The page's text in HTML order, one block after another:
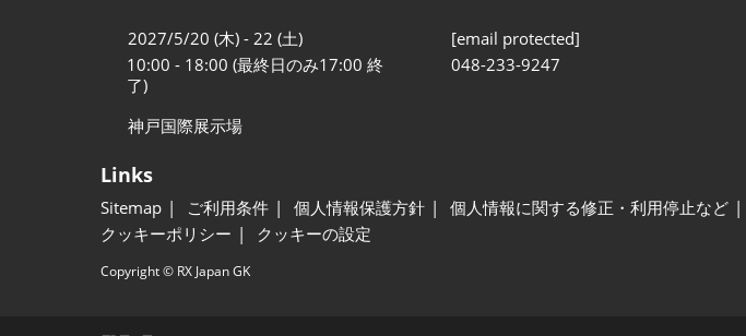
2027/5/20 (木) - 22 (土)
10:00 - 18:00 (最終日のみ17:00 終
了)
神戸国際展示場
[email protected]
048-233-9247
Links
Sitemap ご利用条件 個人情報保護方針 個人情報に関する修正・利用停止など
クッキーポリシー
クッキーの設定
Copyright © RX Japan GK